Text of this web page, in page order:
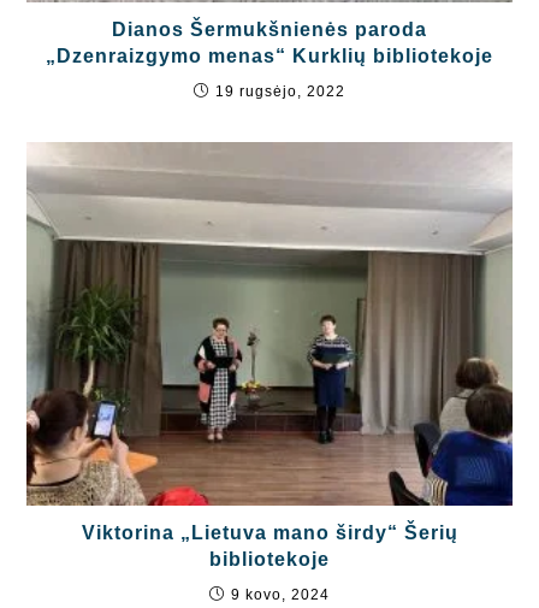
Dianos Šermukšnienės paroda
„Dzenraizgymo menas“ Kurklių bibliotekoje
19 rugsėjo, 2022
Viktorina „Lietuva mano širdy“ Šerių
bibliotekoje
9 kovo, 2024